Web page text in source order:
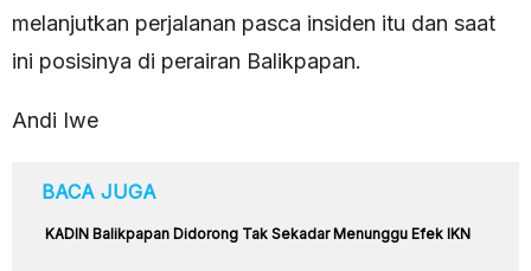
melanjutkan perjalanan pasca insiden itu dan saat
ini posisinya di perairan Balikpapan.
Andi Iwe
BACA JUGA
KADIN Balikpapan Didorong Tak Sekadar Menunggu Efek IKN